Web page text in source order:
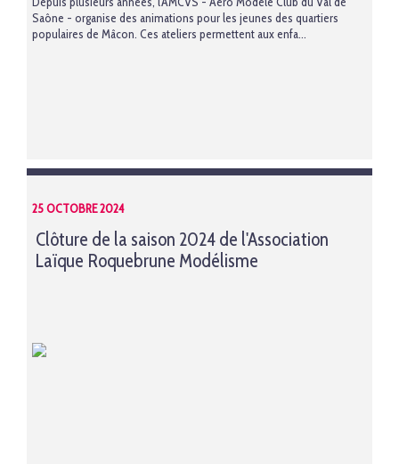
Saône - organise des animations pour les jeunes des quartiers
populaires de Mâcon. Ces ateliers permettent aux enfa...
25 OCTOBRE 2024
Clôture de la saison 2024 de l'Association
Laïque Roquebrune Modélisme